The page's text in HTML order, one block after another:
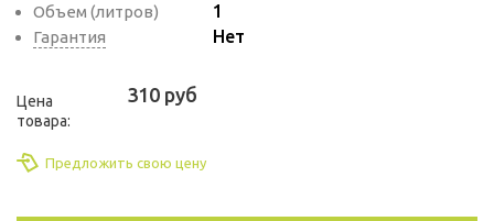
Объем (литров) 1
Гарантия Нет
Цена
товара:
310 руб
Предложить свою цену